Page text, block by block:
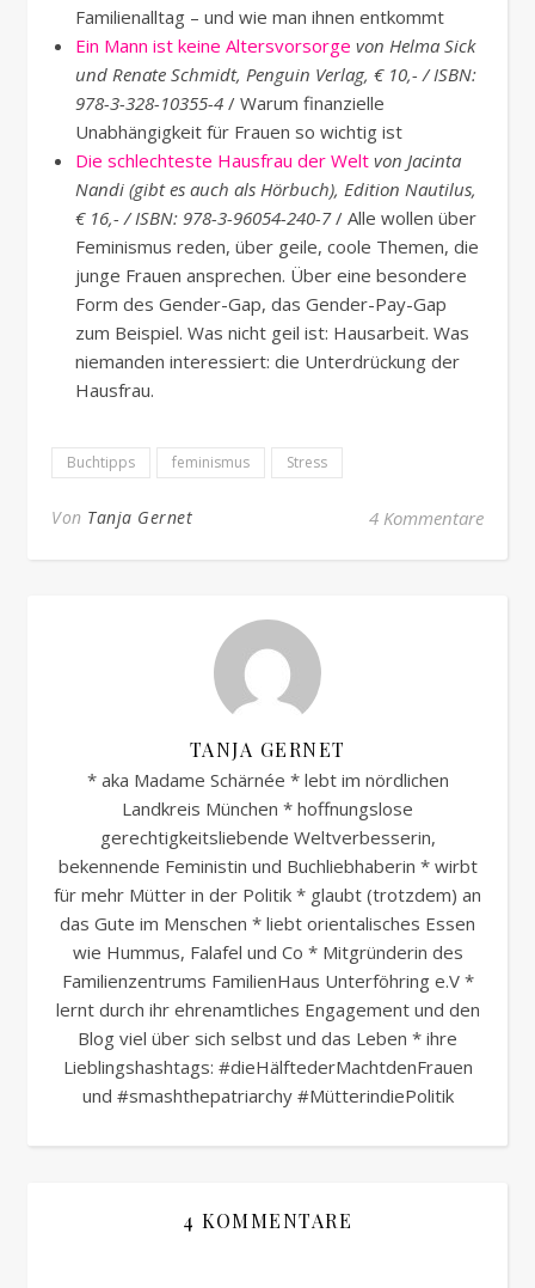
Familienalltag – und wie man ihnen entkommt
Ein Mann ist keine Altersvorsorge von Helma Sick
und Renate Schmidt, Penguin Verlag, € 10,- / ISBN:
978-3-328-10355-4 / Warum finanzielle
Unabhängigkeit für Frauen so wichtig ist
Die schlechteste Hausfrau der Welt von Jacinta
Nandi (gibt es auch als Hörbuch), Edition Nautilus,
€ 16,- / ISBN: 978-3-96054-240-7/ Alle wollen über
Feminismus reden, über geile, coole Themen, die
junge Frauen ansprechen. Über eine besondere
Form des Gender-Gap, das Gender-Pay-Gap
zum Beispiel. Was nicht geil ist: Hausarbeit. Was
niemanden interessiert: die Unterdrückung der
Hausfrau.
Buchtipps feminismus Stress
Von Tanja Gernet 4 Kommentare
TANJA GERNET
* aka Madame Schärnée * lebt im nördlichen
Landkreis München * hoffnungslose
gerechtigkeitsliebende Weltverbesserin,
bekennende Feministin und Buchliebhaberin * wirbt
für mehr Mütter in der Politik * glaubt (trotzdem) an
das Gute im Menschen * liebt orientalisches Essen
wie Hummus, Falafel und Co * Mitgründerin des
Familienzentrums FamilienHaus Unterföhring e.V *
lernt durch ihr ehrenamtliches Engagement und den
Blog viel über sich selbst und das Leben * ihre
Lieblingshashtags: #dieHälftederMachtdenFrauen
und #smashthepatriarchy #MütterindiePolitik
4 KOMMENTARE